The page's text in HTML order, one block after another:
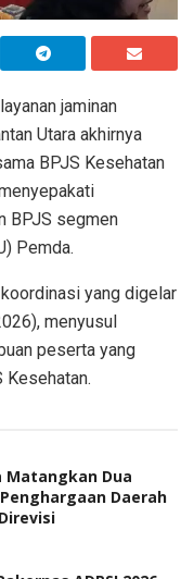
jaminan
Utara akhirnya
BPJS Kesehatan
BPJS segmen
Pemda.
yang digelar
menyusul
peserta yang
Kesehatan.
Matangkan Dua
Daerah